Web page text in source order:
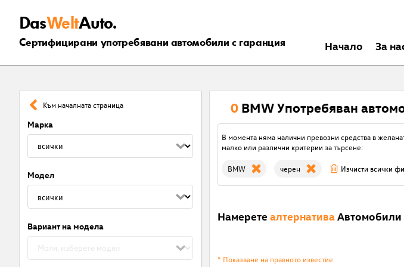
DasWeltAuto.
Сертифицирани употребявани автомобили с гаранция Началo За
Към началната страница
Марка
Модел
Вариант на модела
0 BMW Употребяван
В момента няма налични превозни средства в
малко или различни критерии за търсене:
BMW черен Изчисти всички
Намерете алтернатива Автомобили
* Показване на правното известие